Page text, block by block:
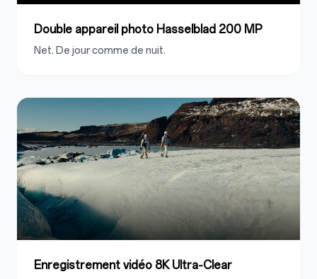
Double appareil photo Hasselblad 200 MP
Net. De jour comme de nuit.
Enregistrement vidéo 8K Ultra‑Clear